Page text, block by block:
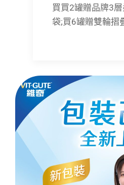
買買2罐贈品牌3
袋;買6罐贈雙輪摺